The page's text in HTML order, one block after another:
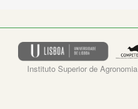
Instituto Superior de Agronomia